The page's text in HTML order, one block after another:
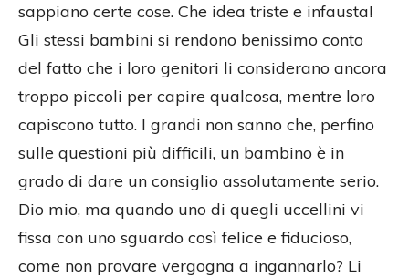
sappiano certe cose. Che idea triste e infausta!
Gli stessi bambini si rendono benissimo conto
del fatto che i loro genitori li considerano ancora
troppo piccoli per capire qualcosa, mentre loro
capiscono tutto. I grandi non sanno che, perfino
sulle questioni più difficili, un bambino è in
grado di dare un consiglio assolutamente serio.
Dio mio, ma quando uno di quegli uccellini vi
fissa con uno sguardo così felice e fiducioso,
come non provare vergogna a ingannarlo? Li